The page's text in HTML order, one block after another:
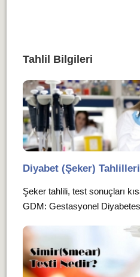
Tahlil Bilgileri
Diyabet (Şeker)
Şeker tahlili, test sonuçları
GDM: Gestasyonel